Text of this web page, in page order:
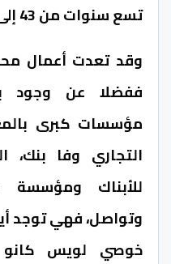
تسع سنوات من 43 إلى 93 بجهة طنجة تطوان.
وقد تعدت أعمال
ففضلا عن وجود
مؤسسات كبرى
التجاري وفا بنك،
للأبناك ومؤسسة
وتواصل، فهي توجد
خوصي لويس كانو